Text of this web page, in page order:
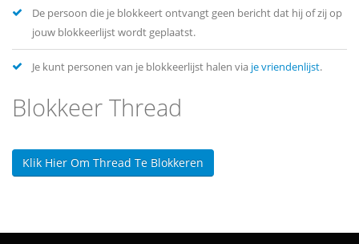
De persoon die je blokkeert ontvangt geen bericht dat hij of zij op
jouw blokkeerlijst wordt geplaatst.
Je kunt personen van je blokkeerlijst halen via je vriendenlijst.
Blokkeer Thread
Klik Hier Om Thread Te Blokkeren